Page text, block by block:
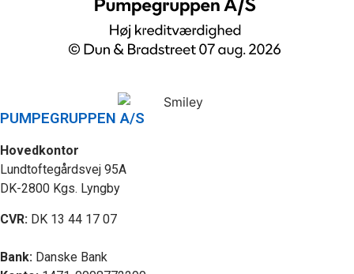
PUMPEGRUPPEN A/S
Hovedkontor
Lundtoftegårdsvej 95A
DK-2800 Kgs. Lyngby
CVR: DK 13 44 17 07
Bank: Danske Bank